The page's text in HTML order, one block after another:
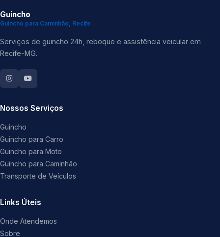
Guincho
Guincho para Caminhão, Recife
Serviços de guincho 24h, reboque e assistência veicular em
Recife-MG.
Nossos Serviços
Guincho
Guincho para Carro
Guincho para Moto
Guincho para Caminhão
Transporte de Veículos
Links Úteis
Onde Atendemos
Sobre